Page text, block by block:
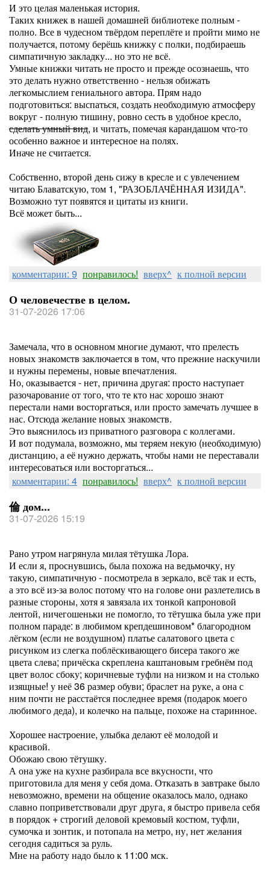
И это целая маленькая история.
Таких книжек в нашей домашней библиотеке полным -
полно. Все в чудесном твёрдом переплёте и пройти мимо не
получается, потому берёшь книжку с полки, подбираешь
симпатичную закладку... но это не всё.
Умные книжки читать не просто и прежде осознаешь, что
это делать нужно ответственно - нельзя обижать
легкомыслием гениального автора. Прям надо
подготовиться: выспаться, создать необходимую атмосферу
вокруг - полную тишину, ровно сесть в удобное кресло,
сделать умный вид, и читать, помечая карандашом что-то
особенно важное и интересное на полях.
Иначе не считается.
Собственно, второй день сижу в кресле и с увлечением
читаю Блаватскую, том 1, "РАЗОБЛАЧЁННАЯ ИЗИДА".
Возможно тут появятся и цитаты из книги.
Всё может быть...
комментарии: 9 понравилось! вверх^ к полной версии
О человечестве в целом.
31-07-2026 17:06
Замечала, что в основном многие думают, что прелесть
новых знакомств заключается в том, что прежние наскучили
и нужны перемены, новые впечатления.
Но, оказывается - нет, причина другая: просто наступает
разочарование от того, что те кто нас хорошо знают
перестали нами восторгаться, или просто замечать лучшее в
нас. Отсюда желание новых знакомств.
Это выяснилось из приватного разговора с коллегами.
И вот подумала, возможно, мы теряем некую (необходимую)
дистанцию, а её нужно держать, чтобы нами не переставали
интересоваться или восторгаться...
комментарии: 4 понравилось! вверх^ к полной версии
倫 дом...
31-07-2026 15:19
Рано утром нагрянула милая тётушка Лора.
И если я, проснувшись, была похожа на ведьмочку, ну
такую, симпатичную - посмотрела в зеркало, всё так и есть,
а это всё из-за волос потому что на голове они разлетелись в
разные стороны, хотя я завязала их тонкой капроновой
лентой, ничегошеньки не помогло, то тётушка была уже при
полном параде: в любимом крепдешиновом* благородном
лёгком (если не воздушном) платье салатового цвета с
рисунком из слегка поблёскивающего бисера такого же
цвета слева; причёска скреплена каштановым гребнём под
цвет волос сбоку; коричневые туфли на низком и на столько
изящные! у неё 36 размер обуви; браслет на руке, а она с
ним почти не расстаётся последнее время (подарок моего
любимого деда), и колечко на пальце, похоже на старинное.
Хорошее настроение, улыбка делают её молодой и
красивой.
Обожаю свою тётушку.
А она уже на кухне разбирала все вкусности, что
приготовила для меня у себя дома. Отказать в завтраке было
невозможно, времени на общение оказалось мало, однако
славно поприветствовали друг друга, я быстро привела себя
в порядок + строгий деловой кремовый костюм, туфли,
сумочка и зонтик, и потопала на метро, ну, нет желания
сегодня садиться за руль.
Мне на работу надо было к 11:00 мск.